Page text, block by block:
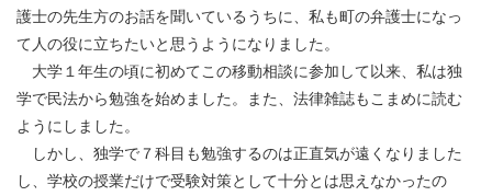
護士の先生方のお話を聞いているうちに、私も町の弁護士になっ
て人の役に立ちたいと思うようになりました。
大学１年生の頃に初めてこの移動相談に参加して以来、私は独
学で民法から勉強を始めました。また、法律雑誌もこまめに読む
ようにしました。
しかし、独学で７科目も勉強するのは正直気が遠くなりました
し、学校の授業だけで受験対策として十分とは思えなかったの